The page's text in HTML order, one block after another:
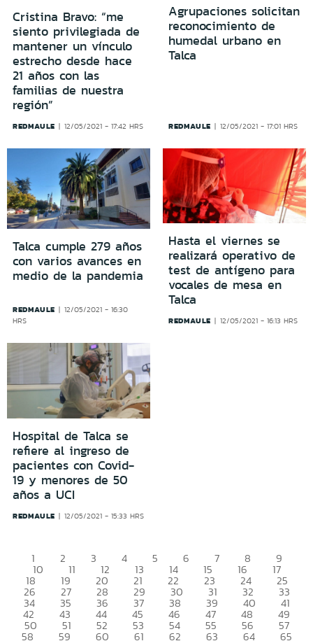
Cristina Bravo: “me
siento privilegiada de
mantener un vínculo
estrecho desde hace
21 años con las
familias de nuestra
región”
REDMAULE 12/05/2021 - 17:42 HRS
Agrupaciones solicitan
reconocimiento de
humedal urbano en
Talca
REDMAULE 12/05/2021 - 17:01 HRS
Talca cumple 279 años
con varios avances en
medio de la pandemia
REDMAULE
12/05/2021 - 16:30
HRS
Hasta el viernes se
realizará operativo de
test de antígeno para
vocales de mesa en
Talca
REDMAULE 12/05/2021 - 16:13 HRS
Hospital de Talca se
refiere al ingreso de
pacientes con Covid-
19 y menores de 50
años a UCI
REDMAULE 12/05/2021 - 15:33 HRS
1 2 3 4 5 6 7 8 9
10 11 12 13 14 15 16 17
18 19 20 21 22 23 24 25
26 27 28 29 30 31 32 33
34 35 36 37 38 39 40 41
42 43 44 45 46 47 48 49
50 51 52 53 54 55 56 57
58 59 60 61 62 63 64 65